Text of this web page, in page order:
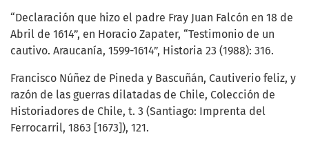
“Declaración que hizo el padre Fray Juan Falcón en 18 de
Abril de 1614”, en Horacio Zapater, “Testimonio de un
cautivo. Araucanía, 1599-1614”, Historia 23 (1988): 316.
Francisco Núñez de Pineda y Bascuñán, Cautiverio feliz, y
razón de las guerras dilatadas de Chile, Colección de
Historiadores de Chile, t. 3 (Santiago: Imprenta del
Ferrocarril, 1863 [1673]), 121.